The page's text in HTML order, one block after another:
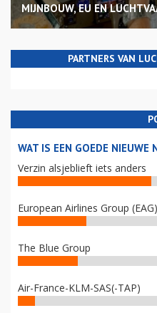
MIJNBOUW, EU EN
PARTNERS VAN
WAT IS EEN GOEDE NIEUWE
Verzin alsjeblieft iets anders
European Airlines Group (EAG)
The Blue Group
Air-France-KLM-SAS(-TAP)